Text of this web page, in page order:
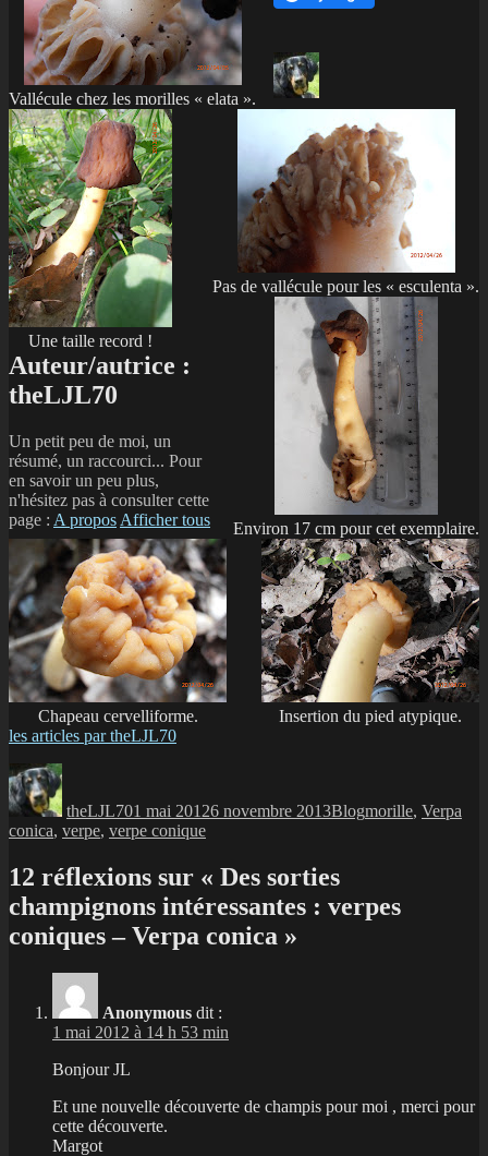
Vallécule chez les morilles « elata ».
Pas de vallécule pour les « esculenta ».
Une taille record !
Environ 17 cm pour cet exemplaire.
Chapeau cervelliforme. Insertion du pied atypique.
Auteur/autrice :
theLJL70
Un petit peu de moi, un
résumé, un raccourci... Pour
en savoir un peu plus,
n'hésitez pas à consulter cette
page : A propos Afficher tous
les articles par theLJL70
Auteur
theLJL701 mai 20126 novembre 2013Blogmorille, Verpa
conica, verpe, verpe conique
12 réflexions sur « Des sorties
champignons intéressantes : verpes
coniques – Verpa conica »
Anonymous dit :
1 mai 2012 à 14 h 53 min
Bonjour JL
Et une nouvelle découverte de champis pour moi , merci pour
cette découverte.
Margot